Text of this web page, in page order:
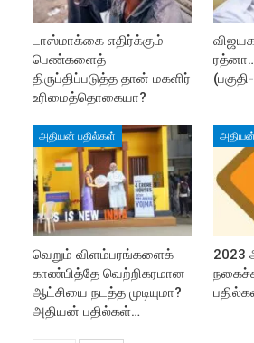
டாஸ்மாக்கை எதிர்க்கும்
பெண்களைத்
திருப்திப்படுத்த தான் மகளிர்
உரிமைத்தொகையா?
அதியன் பதில்கள்
வெறும் விளம்பரங்களைக்
காண்பித்தே வெற்றிகரமான
ஆட்சியை நடத்த முடியுமா?
அதியன் பதில்கள்…
2023